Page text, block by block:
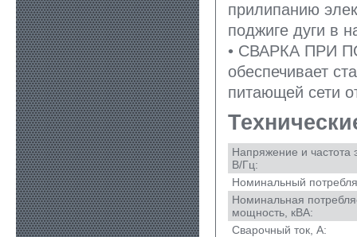
прилипанию
поджиге дуги в
• СВАРКА ПРИ
обеспечивает
питающей сети
Напряжение и частота
В/Гц:
Номинальный
Номинальная
мощность, кВА:
Сварочный ток, А: